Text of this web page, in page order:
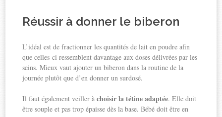
Réussir à donner le biberon
L’idéal est de fractionner les quantités de lait en poudre afin
que celles-ci ressemblent davantage aux doses délivrées par les
seins. Mieux vaut ajouter un biberon dans la routine de la
journée plutôt que d’en donner un surdosé.
Il faut également veiller àchoisir la tétine adaptée. Elle doit
être souple et pas trop épaisse dès la base. Bébé doit être en